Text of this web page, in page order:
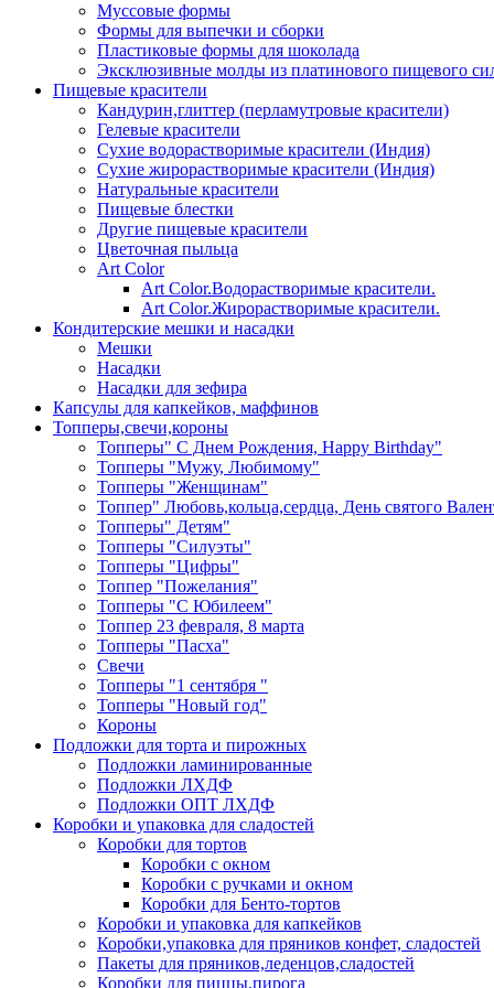
Муссовые формы
Формы для выпечки и сборки
Пластиковые формы для шоколада
Эксклюзивные молды из платинового пищевого
Пищевые красители
Кандурин,глиттер (перламутровые красители)
Гелевые красители
Сухие водорастворимые красители (Индия)
Сухие жирорастворимые красители (Индия)
Натуральные красители
Пищевые блестки
Другие пищевые красители
Цветочная пыльца
Art Color
Art Color.Водорастворимые красители.
Art Color.Жирорастворимые красители.
Кондитерские мешки и насадки
Мешки
Насадки
Насадки для зефира
Капсулы для капкейков, маффинов
Топперы,свечи,короны
Топперы" С Днем Рождения, Happy Birthday"
Топперы "Мужу, Любимому"
Топперы "Женщинам"
Топпер" Любовь,кольца,сердца, День святого
Топперы" Детям"
Топперы "Силуэты"
Топперы "Цифры"
Топпер "Пожелания"
Топперы "С Юбилеем"
Топпер 23 февраля, 8 марта
Топперы "Пасха"
Свечи
Топперы "1 сентября "
Топперы "Новый год"
Короны
Подложки для торта и пирожных
Подложки ламинированные
Подложки ЛХДФ
Подложки ОПТ ЛХДФ
Коробки и упаковка для сладостей
Коробки для тортов
Коробки с окном
Коробки с ручками и окном
Коробки для Бенто-тортов
Коробки и упаковка для капкейков
Коробки,упаковка для пряников конфет, сладостей
Пакеты для пряников,леденцов,сладостей
Коробки для пиццы,пирога